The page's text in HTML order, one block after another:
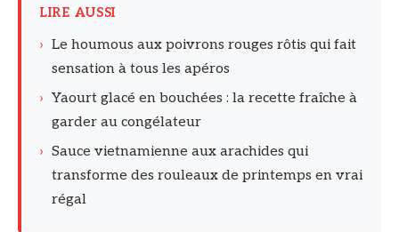
LIRE AUSSI
› Le houmous aux poivrons rouges rôtis qui fait
sensation à tous les apéros
› Yaourt glacé en bouchées : la recette fraîche à
garder au congélateur
› Sauce vietnamienne aux arachides qui
transforme des rouleaux de printemps en vrai
régal